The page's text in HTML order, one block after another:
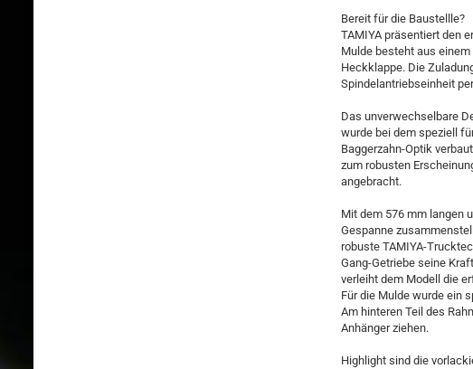
Bereit für die Baustellle?
TAMIYA präsentiert den
Mulde besteht aus
Heckklappe. Die
Spindelantriebseinheit
Das unverwechselbare
wurde bei dem speziell
Baggerzahn-Optik
zum robusten
angebracht.
Mit dem 576 mm langen
Gespanne
robuste TAMIYA-
Gang-Getriebe seine
verleiht dem Modell die
Für die Mulde wurde ein
Am hinteren Teil des
Anhänger ziehen.
Highlight sind die